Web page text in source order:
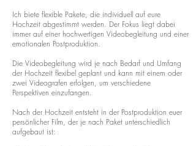
Ich biete flexible Pakete, die individuell auf eure
Hochzeit abgestimmt werden. Der Fokus liegt dabei
immer auf einer hochwertigen Videobegleitung und einer
emotionalen Postproduktion.
Die Videobegleitung wird je nach Bedarf und Umfang
der Hochzeit flexibel geplant und kann mit einem oder
zwei Videografen erfolgen, um verschiedene
Perspektiven einzufangen.
Nach der Hochzeit entsteht in der Postproduktion euer
persönlicher Film, der je nach Paket unterschiedlich
aufgebaut ist: